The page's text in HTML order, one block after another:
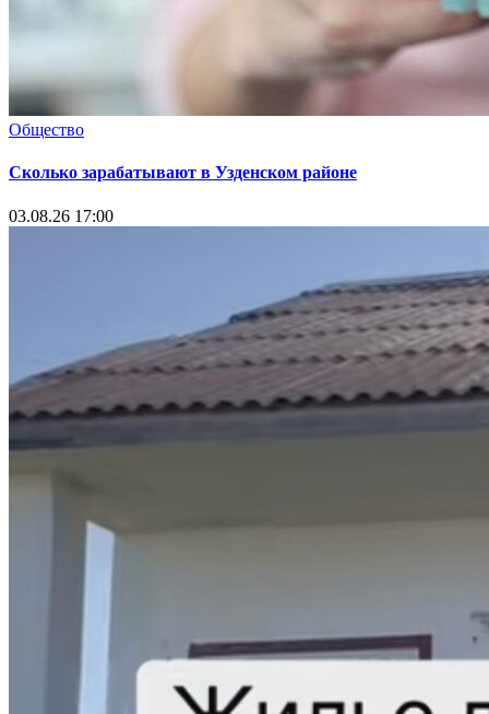
Общество
Сколько зарабатывают в Узденском районе
03.08.26 17:00